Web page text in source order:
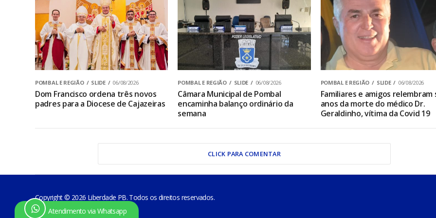
POMBAL E REGIÃO SLIDE 06/08/2026
Dom Francisco ordena três novos
padres para a Diocese de Cajazeiras
POMBAL E REGIÃO SLIDE 06/08/2026
Câmara Municipal de Pombal
encaminha balanço ordinário da
semana
POMBAL E REGIÃO SLIDE 06/08/2026
Familiares e amigos relembram
anos da morte do médico Dr.
Geraldinho, vítima da Covid 19
CLICK PARA COMENTAR
Atendimento via Whatsapp
Copyright © 2026 Liberdade PB. Todos os direitos reservados.